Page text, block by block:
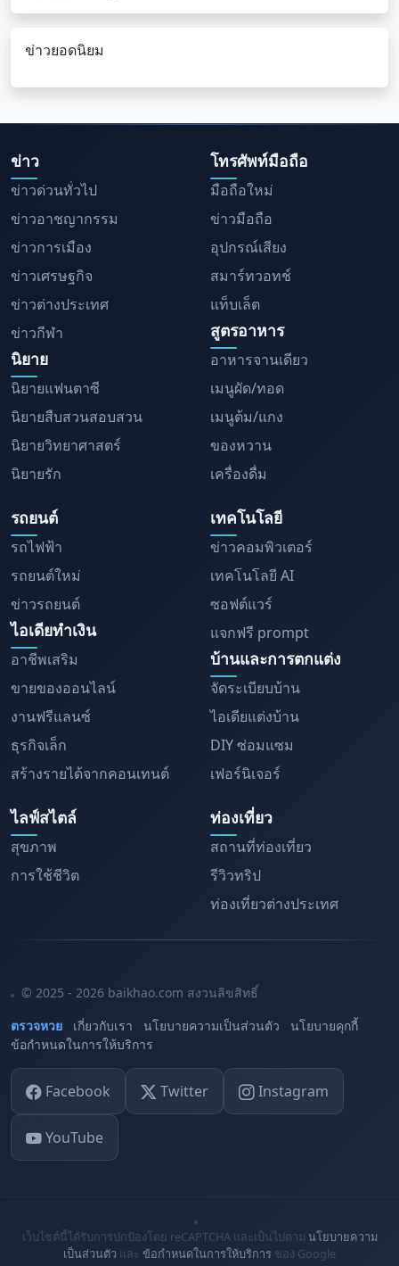
ข่าวยอดนิยม
ข่าว
ข่าวด่วนทั่วไป
ข่าวอาชญากรรม
ข่าวการเมือง
ข่าวเศรษฐกิจ
ข่าวต่างประเทศ
ข่าวกีฬา
นิยาย
นิยายแฟนตาซี
นิยายสืบสวนสอบสวน
นิยายวิทยาศาสตร์
นิยายรัก
โทรศัพท์มือถือ
มือถือใหม่
ข่าวมือถือ
อุปกรณ์เสียง
สมาร์ทวอทช์
แท็บเล็ต
สูตรอาหาร
อาหารจานเดียว
เมนูผัด/ทอด
เมนูต้ม/แกง
ของหวาน
เครื่องดื่ม
รถยนต์
รถไฟฟ้า
รถยนต์ใหม่
ข่าวรถยนต์
ไอเดียทำเงิน
อาชีพเสริม
ขายของออนไลน์
งานฟรีแลนซ์
ธุรกิจเล็ก
สร้างรายได้จากคอนเทนต์
เทคโนโลยี
ข่าวคอมพิวเตอร์
เทคโนโลยี AI
ซอฟต์แวร์
แจกฟรี prompt
บ้านและการตกแต่ง
จัดระเบียบบ้าน
ไอเดียแต่งบ้าน
DIY ซ่อมแซม
เฟอร์นิเจอร์
ไลฟ์สไตล์
สุขภาพ
การใช้ชีวิต
ท่องเที่ยว
สถานที่ท่องเที่ยว
รีวิวทริป
ท่องเที่ยวต่างประเทศ
© 2025 - 2026 baikhao.com สงวนลิขสิทธิ์
ตรวจหวย
เกี่ยวกับเรา นโยบายความเป็นส่วนตัว
นโยบายคุกกี้
ข้อกำหนดในการให้บริการ
Facebook Twitter Instagram
YouTube
เว็บไซต์นี้ได้รับการปกป้องโดย reCAPTCHA และเป็นไปตาม นโยบายความ
เป็นส่วนตัว และ ข้อกำหนดในการให้บริการ ของ Google